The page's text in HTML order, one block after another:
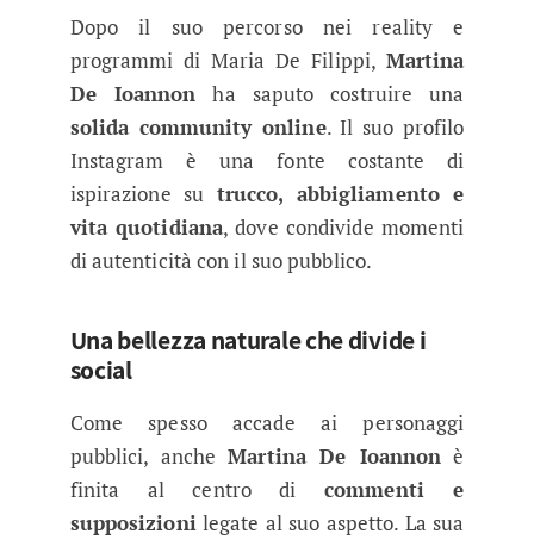
Dopo il suo percorso nei reality e
programmi di Maria De Filippi, Martina
De Ioannon ha saputo costruire una
solida community online. Il suo profilo
Instagram è una fonte costante di
ispirazione su trucco, abbigliamento e
vita quotidiana, dove condivide momenti
di autenticità con il suo pubblico.
Una bellezza naturale che divide i
social
Come spesso accade ai personaggi
pubblici, ancheMartina De Ioannon è
finita al centro dicommenti e
supposizionilegate al suo aspetto. La sua